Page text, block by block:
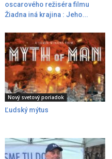
oscarového režiséra filmu
Žiadna iná krajina : Jeho...
Nový svetový poriadok
Ľudský mýtus